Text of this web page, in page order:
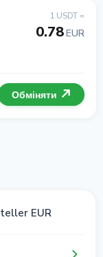
1 USDT =
0.78EUR
Обміняти
EUR